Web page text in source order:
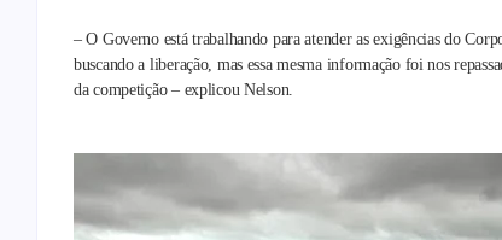
– O Governo está trabalhando para atender as exigências do
buscando a liberação, mas essa mesma informação foi nos
da competição – explicou Nelson.